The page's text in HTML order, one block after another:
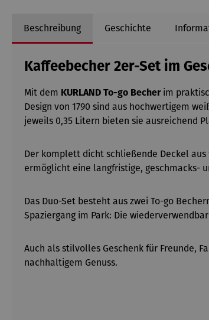
Beschreibung Geschichte
Kaffeebecher 2er-Set im
Mit dem KURLAND To-go Becherim
Design von 1790 sind aus hochwertigem
jeweils 0,35 Litern bieten sie ausreichend
Der komplett dicht schließende Deckel
ermöglicht eine langfristige, geschmacks-
Das Duo-Set besteht aus zwei To-go
Spaziergang im Park: Die
Auch als stilvolles Geschenk für Freunde,
nachhaltigem Genuss.